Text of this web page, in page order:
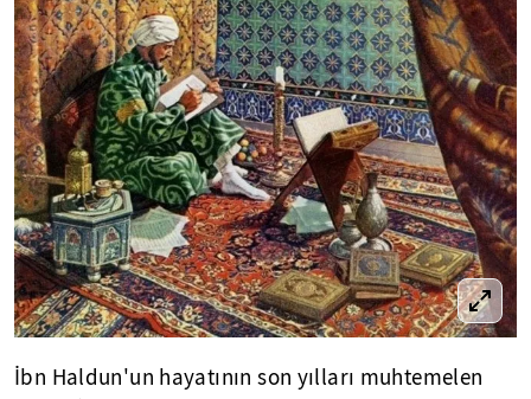
İbn Haldun'un hayatının son yılları muhtemelen